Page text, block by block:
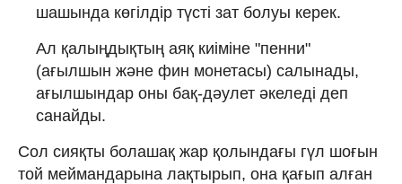
шашында көгілдір түсті зат болуы керек.
Ал қалыңдықтың аяқ киіміне "пенни"
(ағылшын және фин монетасы) салынады,
ағылшындар оны бақ-дәулет әкеледі деп
санайды.
Сол сияқты болашақ жар қолындағы гүл шоғын
той меймандарына лақтырып, она қағып алған